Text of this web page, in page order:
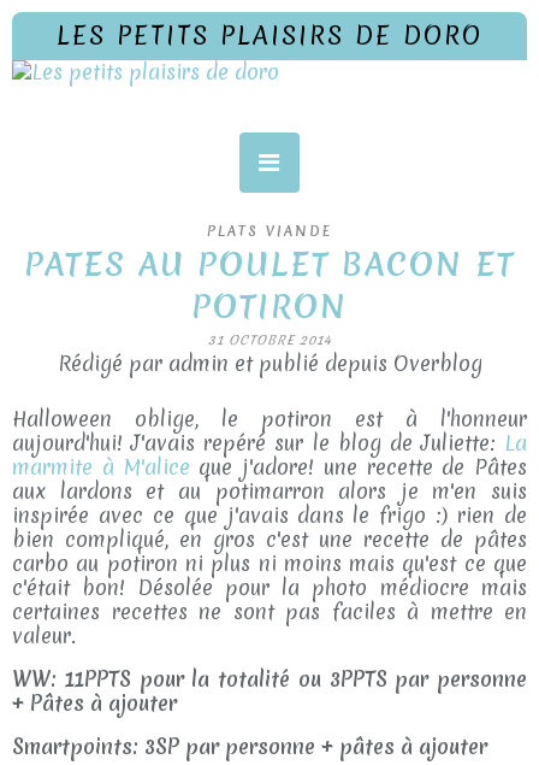
LES PETITS PLAISIRS DE DORO
PLATS VIANDE
PATES AU POULET BACON ET
POTIRON
31 OCTOBRE 2014
Rédigé par admin et publié depuis Overblog
Halloween oblige, le potiron est à l'honneur
aujourd'hui! J'avais repéré sur le blog de Juliette: La
marmite à M'alice que j'adore! une recette de Pâtes
aux lardons et au potimarron alors je m'en suis
inspirée avec ce que j'avais dans le frigo :) rien de
bien compliqué, en gros c'est une recette de pâtes
carbo au potiron ni plus ni moins mais qu'est ce que
c'était bon! Désolée pour la photo médiocre mais
certaines recettes ne sont pas faciles à mettre en
valeur.
WW: 11PPTS pour la totalité ou 3PPTS par personne
+ Pâtes à ajouter
Smartpoints: 3SP par personne + pâtes à ajouter